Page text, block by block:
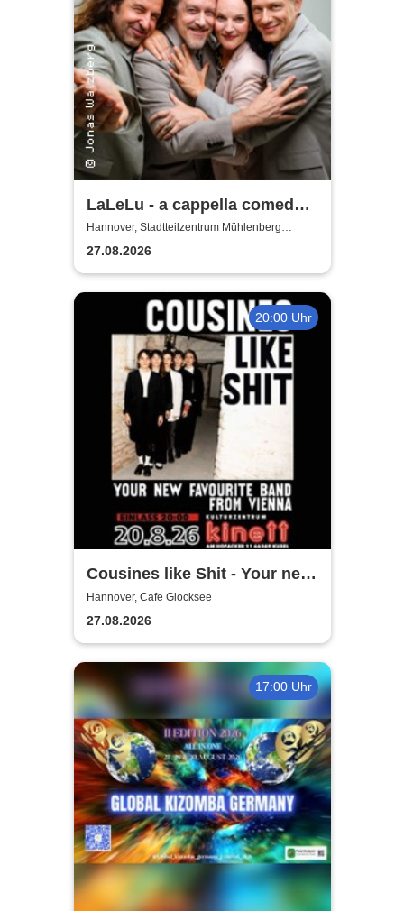
LaLeLu - a cappella comedy -
Urlaub vom Hirn
Hannover, Stadtteilzentrum Mühlenberg
Hannover
27.08.2026
20:00 Uhr
Cousines like Shit - Your new
favourite band from Vienna
Hannover, Cafe Glocksee
27.08.2026
17:00 Uhr